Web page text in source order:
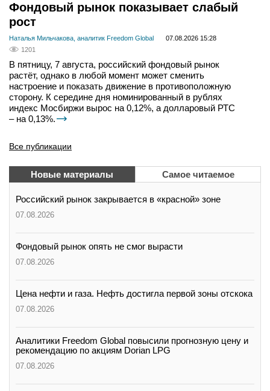
Фондовый рынок показывает слабый
рост
Наталья Мильчакова, аналитик Freedom Global
07.08.2026 15:28
1201
В пятницу, 7 августа, российский фондовый рынок
растёт, однако в любой момент может сменить
настроение и показать движение в противоположную
сторону. К середине дня номинированный в рублях
индекс Мосбиржи вырос на 0,12%, а долларовый РТС
– на 0,13%.
Все публикации
Новые материалы Самое читаемое
Российский рынок закрывается в «красной» зоне
07.08.2026
Фондовый рынок опять не смог вырасти
07.08.2026
Цена нефти и газа. Нефть достигла первой зоны отскока
07.08.2026
Аналитики Freedom Global повысили прогнозную цену и
рекомендацию по акциям Dorian LPG
07.08.2026